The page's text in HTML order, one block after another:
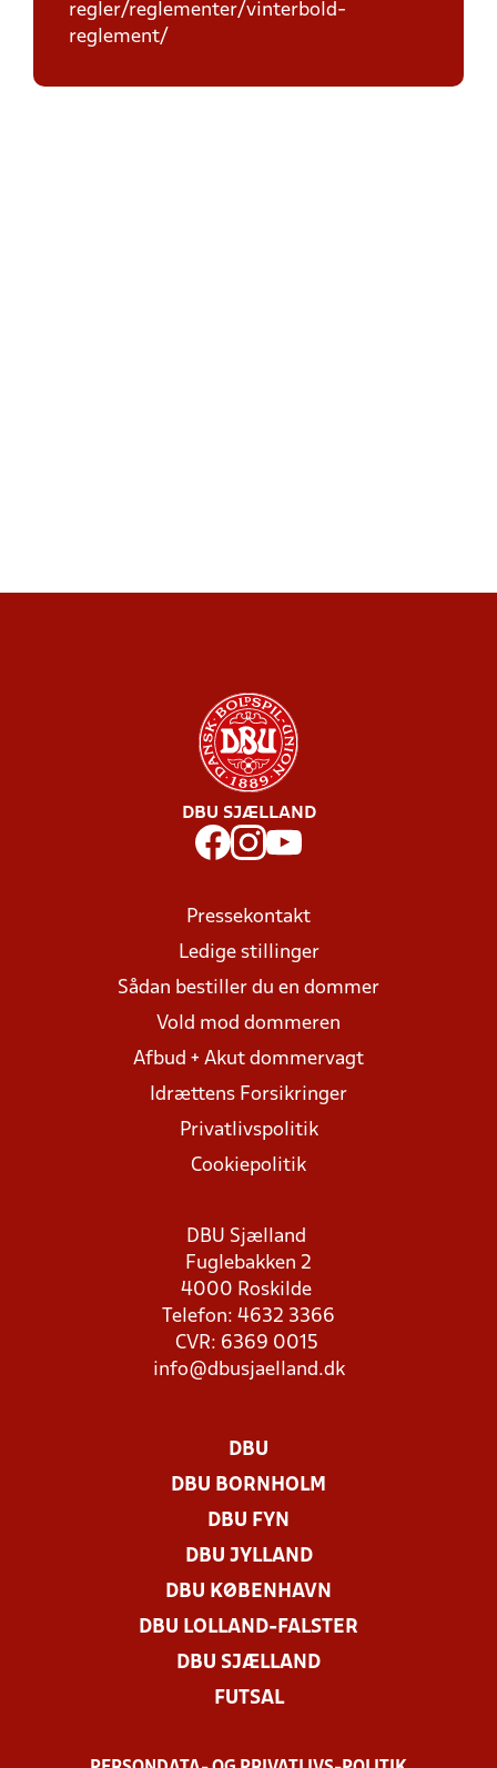
regler/reglementer/vinterbold-
reglement/
DBU SJÆLLAND
Pressekontakt
Ledige stillinger
Sådan bestiller du en dommer
Vold mod dommeren
Afbud + Akut dommervagt
Idrættens Forsikringer
Privatlivspolitik
Cookiepolitik
DBU Sjælland
Fuglebakken 2
4000 Roskilde
Telefon: 4632 3366
CVR: 6369 0015
info@dbusjaelland.dk
DBU
DBU BORNHOLM
DBU FYN
DBU JYLLAND
DBU KØBENHAVN
DBU LOLLAND-FALSTER
DBU SJÆLLAND
FUTSAL